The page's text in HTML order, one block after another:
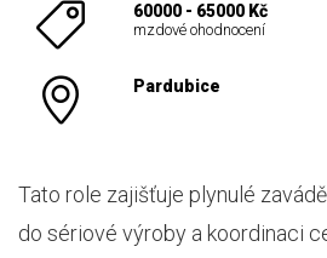
60000 - 65000 Kč
mzdové ohodnocení
Pardubice
Tato role zajišťuje plynulé
do sériové výroby a koordinaci